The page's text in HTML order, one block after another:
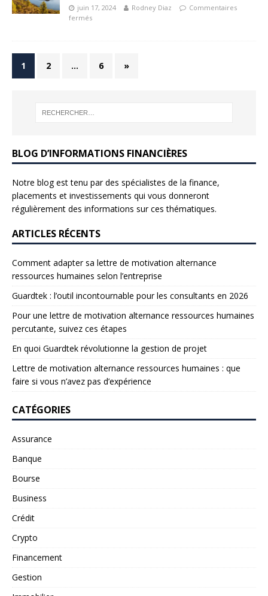
juin 17, 2024 Rodney Diaz
Commentaires
fermés
1 2 … 6 »
BLOG D’INFORMATIONS FINANCIÈRES
Notre blog est tenu par des spécialistes de la finance,
placements et investissements qui vous donneront
régulièrement des informations sur ces thématiques.
ARTICLES RÉCENTS
Comment adapter sa lettre de motivation alternance
ressources humaines selon l’entreprise
Guardtek : l’outil incontournable pour les consultants en 2026
Pour une lettre de motivation alternance ressources humaines
percutante, suivez ces étapes
En quoi Guardtek révolutionne la gestion de projet
Lettre de motivation alternance ressources humaines : que
faire si vous n’avez pas d’expérience
CATÉGORIES
Assurance
Banque
Bourse
Business
Crédit
Crypto
Financement
Gestion